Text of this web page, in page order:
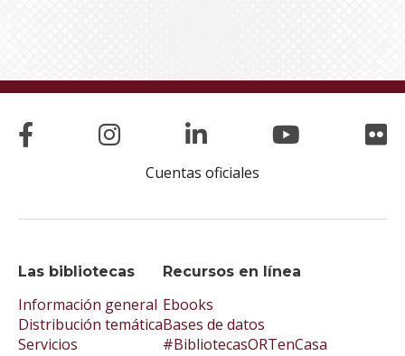
Las bibliotecas
Información general
Distribución temática
Servicios
Recursos en línea
Ebooks
Bases de datos
#BibliotecasORTenCasa
Cuentas oficiales